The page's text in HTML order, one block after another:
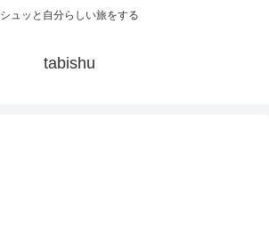
シュッと自分らしい旅をする
tabishu